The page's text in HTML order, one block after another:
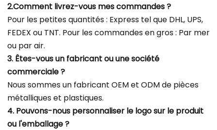
2.Comment livrez-vous mes commandes ?
Pour les petites quantités : Express tel que DHL, UPS,
FEDEX ou TNT. Pour les commandes en gros : Par mer
ou par air.
3. Êtes-vous un fabricant ou une société
commerciale ?
Nous sommes un fabricant OEM et ODM de pièces
métalliques et plastiques.
4. Pouvons-nous personnaliser le logo sur le produit
ou l'emballage ?